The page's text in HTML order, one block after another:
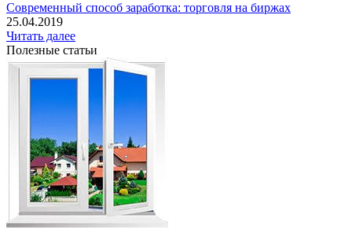
Современный способ заработка: торговля на биржах
25.04.2019
Читать далее
Полезные статьи